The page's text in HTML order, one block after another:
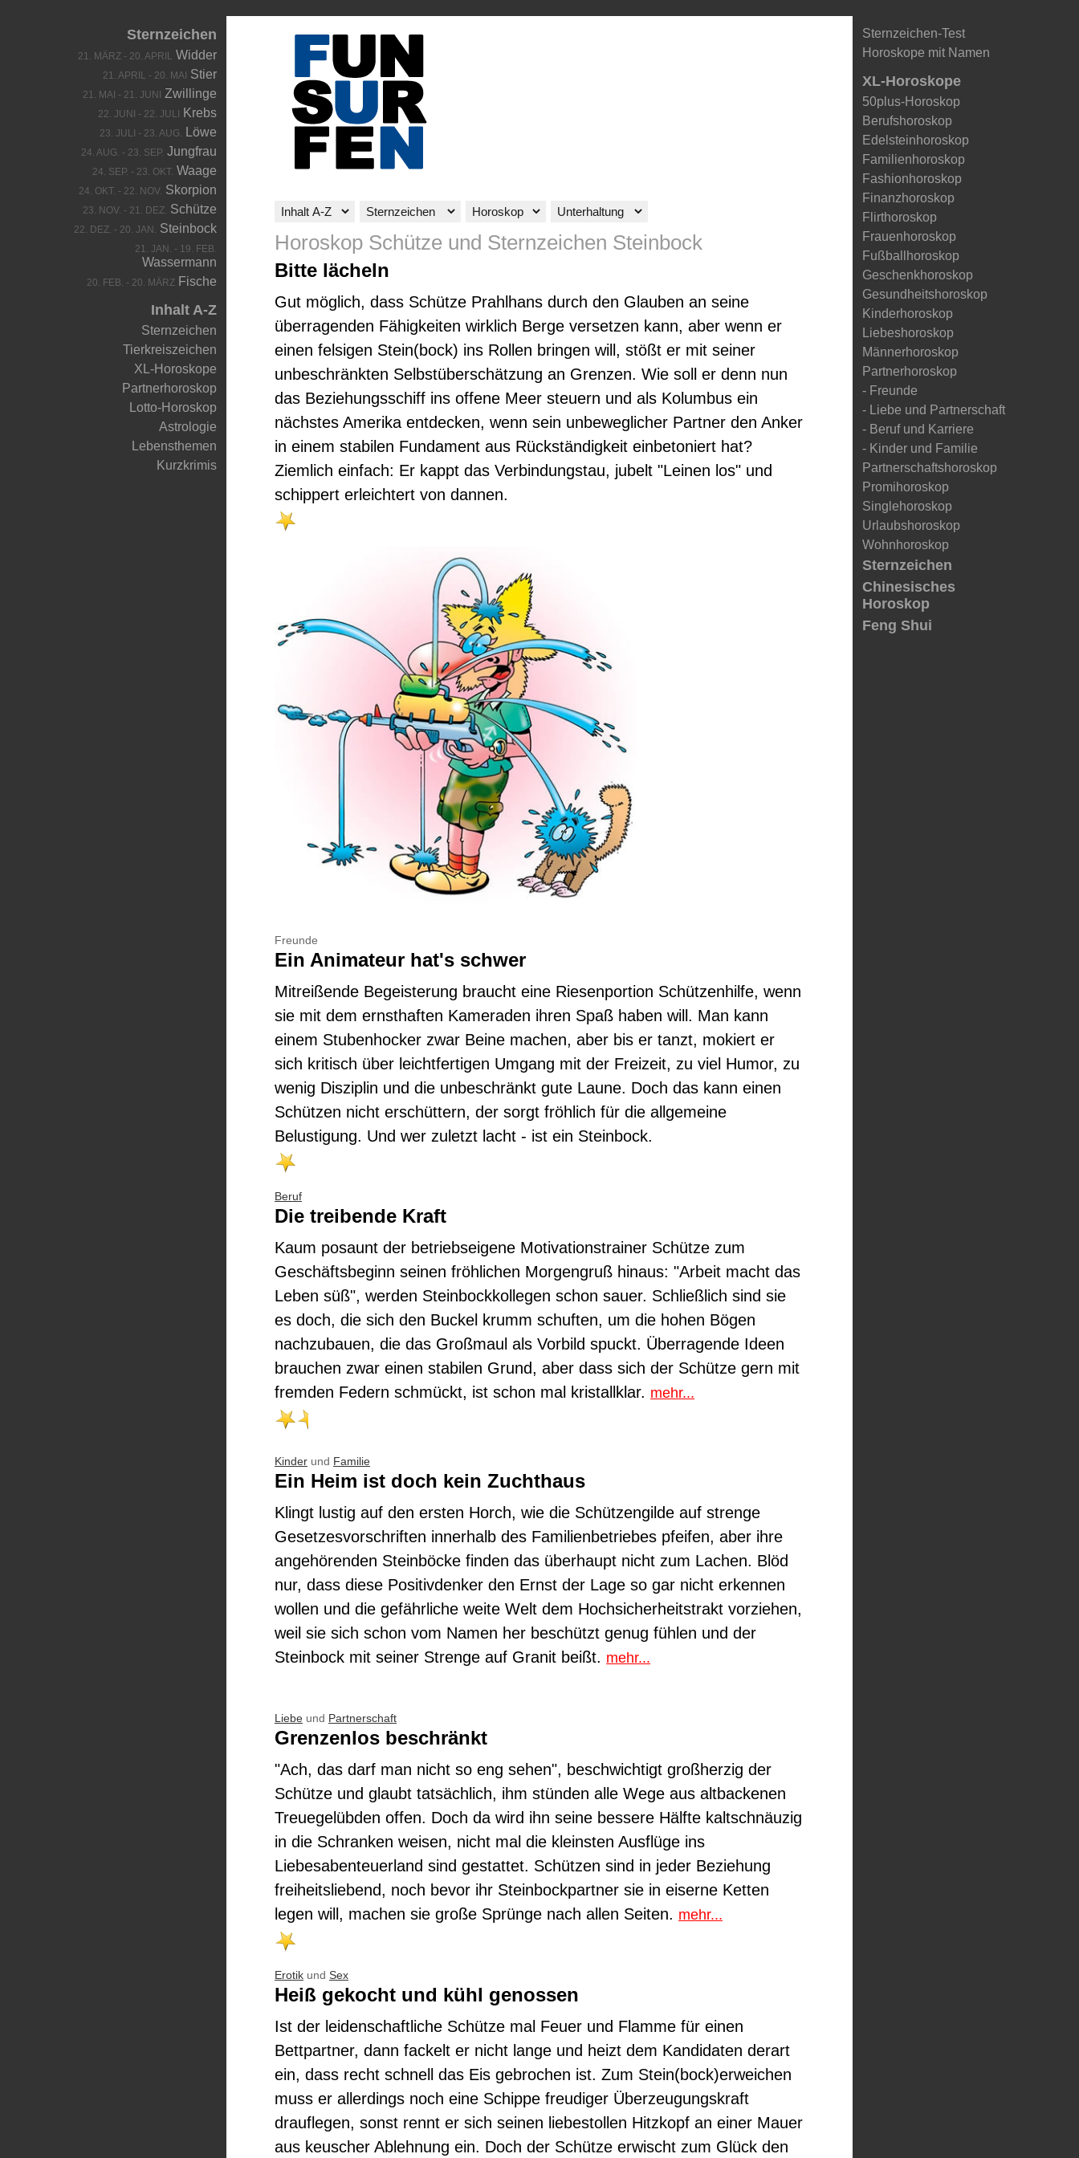
Sternzeichen
21. MÄRZ - 20. APRIL Widder
21. APRIL - 20. MAI Stier
21. MAI - 21. JUNI Zwillinge
22. JUNI - 22. JULI Krebs
23. JULI - 23. AUG. Löwe
24. AUG. - 23. SEP. Jungfrau
24. SEP. - 23. OKT. Waage
24. OKT. - 22. NOV. Skorpion
23. NOV. - 21. DEZ. Schütze
22. DEZ. - 20. JAN. Steinbock
21. JAN. - 19. FEB.
Wassermann
20. FEB. - 20. MÄRZ Fische
Inhalt A-Z
Sternzeichen
Tierkreiszeichen
XL-Horoskope
Partnerhoroskop
Lotto-Horoskop
Astrologie
Lebensthemen
Kurzkrimis
Sternzeichen-Test
Horoskope mit Namen
XL-Horoskope
50plus-Horoskop
Berufshoroskop
Edelsteinhoroskop
Familienhoroskop
Fashionhoroskop
Finanzhoroskop
Flirthoroskop
Frauenhoroskop
Fußballhoroskop
Geschenkhoroskop
Gesundheitshoroskop
Kinderhoroskop
Liebeshoroskop
Männerhoroskop
Partnerhoroskop
- Freunde
- Liebe und Partnerschaft
- Beruf und Karriere
- Kinder und Familie
Partnerschaftshoroskop
Promihoroskop
Singlehoroskop
Urlaubshoroskop
Wohnhoroskop
Sternzeichen
Chinesisches
Horoskop
Feng Shui
Horoskop Schütze und Sternzeichen Steinbock
Bitte lächeln
Gut möglich, dass Schütze Prahlhans durch den Glauben an seine
überragenden Fähigkeiten wirklich Berge versetzen kann, aber wenn er
einen felsigen Stein(bock) ins Rollen bringen will, stößt er mit seiner
unbeschränkten Selbstüberschätzung an Grenzen. Wie soll er denn nun
das Beziehungsschiff ins offene Meer steuern und als Kolumbus ein
nächstes Amerika entdecken, wenn sein unbeweglicher Partner den Anker
in einem stabilen Fundament aus Rückständigkeit einbetoniert hat?
Ziemlich einfach: Er kappt das Verbindungstau, jubelt "Leinen los" und
schippert erleichtert von dannen.
Freunde
Ein Animateur hat's schwer
Mitreißende Begeisterung braucht eine Riesenportion Schützenhilfe, wenn
sie mit dem ernsthaften Kameraden ihren Spaß haben will. Man kann
einem Stubenhocker zwar Beine machen, aber bis er tanzt, mokiert er
sich kritisch über leichtfertigen Umgang mit der Freizeit, zu viel Humor, zu
wenig Disziplin und die unbeschränkt gute Laune. Doch das kann einen
Schützen nicht erschüttern, der sorgt fröhlich für die allgemeine
Belustigung. Und wer zuletzt lacht - ist ein Steinbock.
Beruf
Die treibende Kraft
Kaum posaunt der betriebseigene Motivationstrainer Schütze zum
Geschäftsbeginn seinen fröhlichen Morgengruß hinaus: "Arbeit macht das
Leben süß", werden Steinbockkollegen schon sauer. Schließlich sind sie
es doch, die sich den Buckel krumm schuften, um die hohen Bögen
nachzubauen, die das Großmaul als Vorbild spuckt. Überragende Ideen
brauchen zwar einen stabilen Grund, aber dass sich der Schütze gern mit
fremden Federn schmückt, ist schon mal kristallklar. mehr...
Kinder und Familie
Ein Heim ist doch kein Zuchthaus
Klingt lustig auf den ersten Horch, wie die Schützengilde auf strenge
Gesetzesvorschriften innerhalb des Familienbetriebes pfeifen, aber ihre
angehörenden Steinböcke finden das überhaupt nicht zum Lachen. Blöd
nur, dass diese Positivdenker den Ernst der Lage so gar nicht erkennen
wollen und die gefährliche weite Welt dem Hochsicherheitstrakt vorziehen,
weil sie sich schon vom Namen her beschützt genug fühlen und der
Steinbock mit seiner Strenge auf Granit beißt. mehr...
Liebe und Partnerschaft
Grenzenlos beschränkt
"Ach, das darf man nicht so eng sehen", beschwichtigt großherzig der
Schütze und glaubt tatsächlich, ihm stünden alle Wege aus altbackenen
Treuegelübden offen. Doch da wird ihn seine bessere Hälfte kaltschnäuzig
in die Schranken weisen, nicht mal die kleinsten Ausflüge ins
Liebesabenteuerland sind gestattet. Schützen sind in jeder Beziehung
freiheitsliebend, noch bevor ihr Steinbockpartner sie in eiserne Ketten
legen will, machen sie große Sprünge nach allen Seiten. mehr...
Erotik und Sex
Heiß gekocht und kühl genossen
Ist der leidenschaftliche Schütze mal Feuer und Flamme für einen
Bettpartner, dann fackelt er nicht lange und heizt dem Kandidaten derart
ein, dass recht schnell das Eis gebrochen ist. Zum Stein(bock)erweichen
muss er allerdings noch eine Schippe freudiger Überzeugungskraft
drauflegen, sonst rennt er sich seinen liebestollen Hitzkopf an einer Mauer
aus keuscher Ablehnung ein. Doch der Schütze erwischt zum Glück den